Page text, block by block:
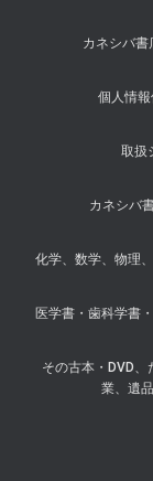
カネシバ
個人情
取扱
カネシバ
化学、数学、物理
医学書・歯科学書
その古本・DVD
業、遺